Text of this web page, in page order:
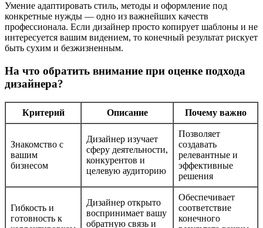
Умение адаптировать стиль, методы и оформление под
конкретные нужды — одно из важнейших качеств
профессионала. Если дизайнер просто копирует шаблоны и не
интересуется вашим видением, то конечный результат рискует
быть сухим и безжизненным.
На что обратить внимание при оценке подхода
дизайнера?
Критерий Описание Почему важно
Знакомство с
вашим
бизнесом
Дизайнер изучает
сферу деятельности,
конкурентов и
целевую аудиторию
Позволяет
создавать
релевантные и
эффективные
решения
Гибкость и
готовность к
Дизайнер открыто
воспринимает вашу
обратную связь и
Обеспечивает
соответствие
конечного